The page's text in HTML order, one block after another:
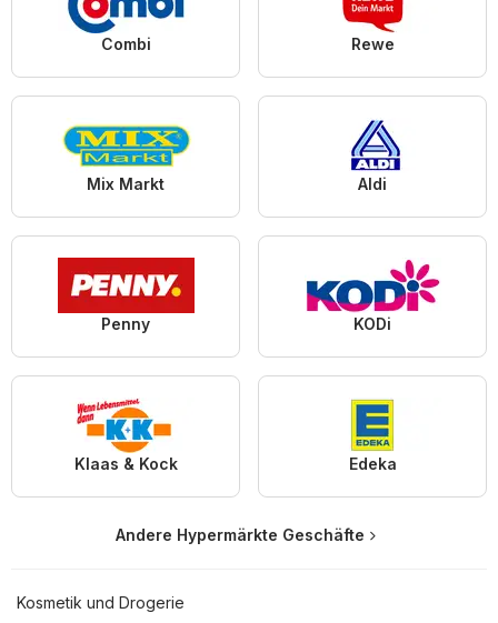
Combi Rewe
Mix Markt Aldi
Penny KODi
Klaas & Kock Edeka
Andere Hypermärkte Geschäfte
Kosmetik und Drogerie